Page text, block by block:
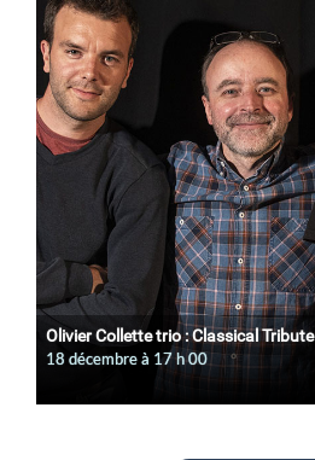
Olivier Collette trio : Classical Tribute
18 décembre à 17 h 00